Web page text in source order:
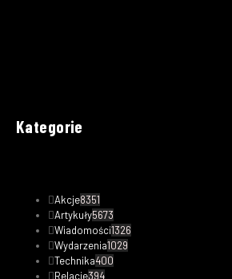
Kategorie
Akcje8351
Artykuły5673
Wiadomości1326
Wydarzenia1029
Technika400
Relacje394